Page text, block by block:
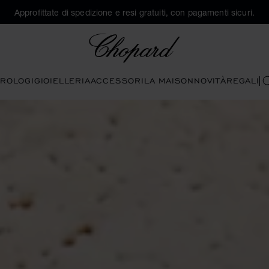
Approfittate di spedizione e resi gratuiti, con pagamenti sicuri.
GIOIELLERIAACCESSORILA MAISONNOVITÀREGALI